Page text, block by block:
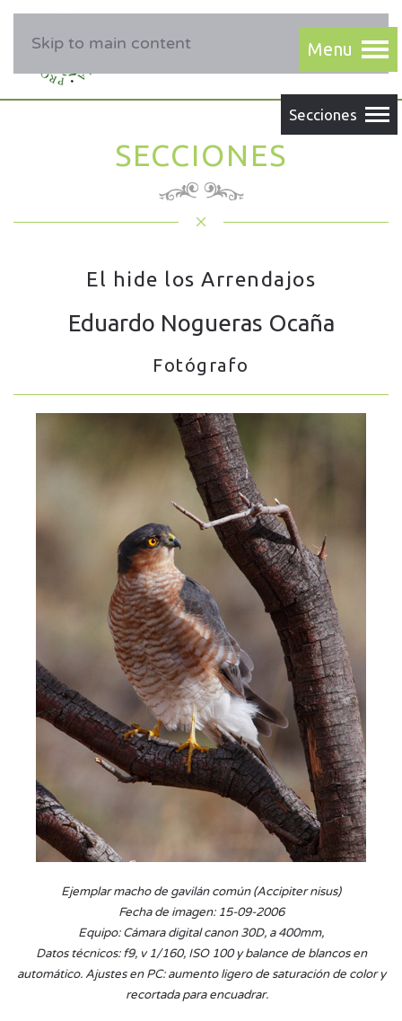
Skip to main content
SECCIONES
El hide los Arrendajos
Eduardo Nogueras Ocaña
Fotógrafo
Ejemplar macho de gavilán común (Accipiter nisus)
Fecha de imagen: 15-09-2006
Equipo: Cámara digital canon 30D, a 400mm,
Datos técnicos: f9, v 1/160, ISO 100 y balance de blancos en
automático. Ajustes en PC: aumento ligero de saturación de color y
recortada para encuadrar.